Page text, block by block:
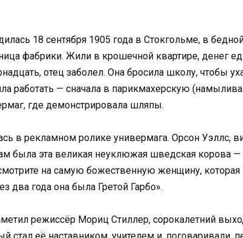
18 сентября 1905 года в Стокгольме, в
фабрики. Жили в крошечной квартире, денег
отец заболел. Она бросила школу, чтобы
работать — сначала в парикмахерскую
где демонстрировала шляпы.
в рекламном ролике универмага. Орсон Уэллс,
была эта великая неуклюжая шведская корова —
на самую божественную женщину, которая
два года она была Гретой Гарбо».
режиссёр Мориц Стиллер, сорокалетний